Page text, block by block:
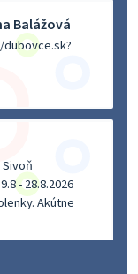
Balážová
Sivoň
- 28.8.2026
Akútne